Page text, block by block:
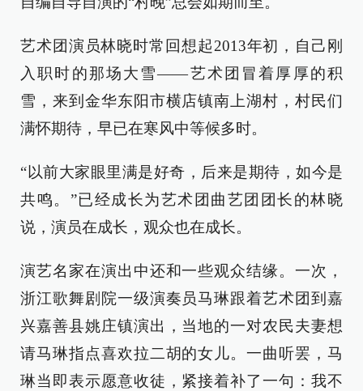
艺术团演员林晓时常回想起2013年初，自己刚
入职时的那场大雪——艺术团冒着厚厚的积
雪，来到金华东阳市横店镇南上湖村，村民们
满怀期待，早已在寒风中等候多时。
“以前大家眼里满是好奇，后来是期待，如今是
共鸣。”已经成长为艺术团曲艺团团长的林晓
说，演员在成长，观众也在成长。
演艺名家在演出中还和一些观众结缘。一次，
浙江歌舞剧院一级演奏员马琳跟着艺术团到嘉
兴嘉善县姚庄镇演出，当地的一对农民夫妻想
请马琳指点喜欢拉二胡的女儿。一曲听罢，马
琳当即表示愿意收徒，紧接着补了一句：我不